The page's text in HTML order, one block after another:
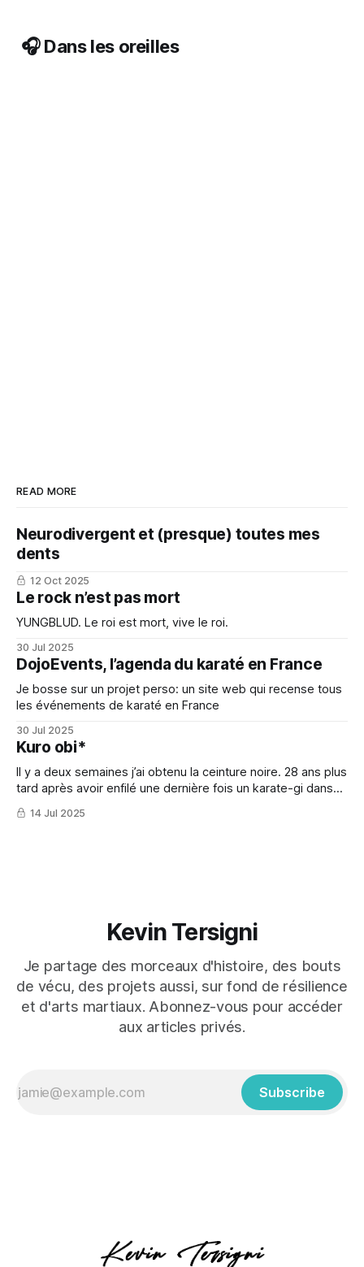
🎧 Dans les oreilles
READ MORE
Neurodivergent et (presque) toutes mes
dents
12 Oct 2025
Le rock n’est pas mort
YUNGBLUD. Le roi est mort, vive le roi.
30 Jul 2025
DojoEvents, l’agenda du karaté en France
Je bosse sur un projet perso: un site web qui recense tous
les événements de karaté en France
30 Jul 2025
Kuro obi*
Il y a deux semaines j’ai obtenu la ceinture noire. 28 ans plus
tard après avoir enfilé une dernière fois un karate-gi dans
ma vie d’ado.
14 Jul 2025
Kevin Tersigni
Je partage des morceaux d'histoire, des bouts
de vécu, des projets aussi, sur fond de résilience
et d'arts martiaux. Abonnez-vous pour accéder
aux articles privés.
Subscribe